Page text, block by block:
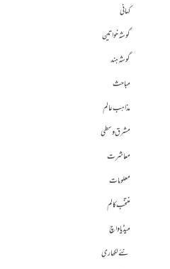
کہانی
گوشہ خواتین
گوشہ ہند
مباحث
مذاہب عالم
مشرق وسطی
معاشرت
معلومات
منتخب کالم
میڈیا واچ
نئے لکھاری